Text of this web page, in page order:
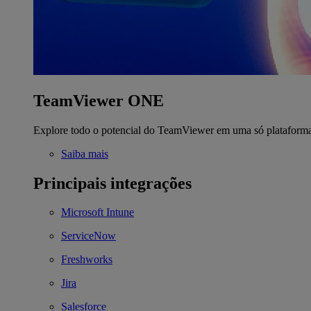
TeamViewer ONE
Explore todo o potencial do TeamViewer em uma só
Saiba mais
Principais integrações
Microsoft Intune
ServiceNow
Freshworks
Jira
Salesforce